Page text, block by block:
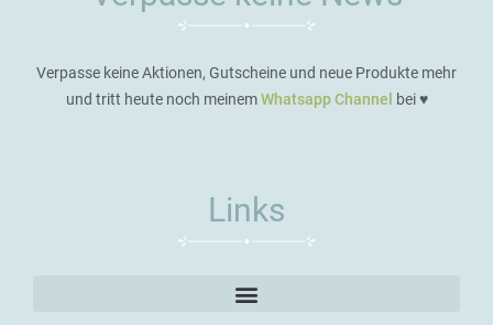
Verpasse keine Aktionen, Gutscheine und neue Produkte mehr
und tritt heute noch meinemWhatsapp Channel bei ♥️
Links